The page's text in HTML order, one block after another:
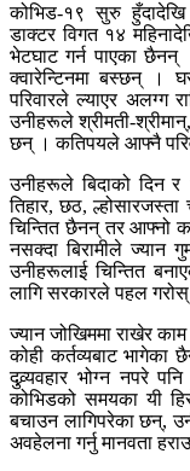
कोभिड-१९ सुरु
डाक्टर विगत १४
भेटघाट गर्न पाएका
क्वारेन्टिनमा बस्छन् ।
परिवारले ल्याएर अलग्ग
उनीहरूले श्रीमती-
छन् । कतिपयले आफ्नै
उनीहरूले बिदाको दिन
तिहार, छठ,
चिन्तित छैनन् तर आफ्नो
नसक्दा बिरामीले ज्यान
उनीहरूलाई चिन्तित
लागि सरकारले पहल
ज्यान जोखिममा राखेर
कोही कर्तव्यबाट
दुव्र्यवहार भोग्न नपरे
कोभिडको समयका यी
बचाउन लागिपरेका छन्,
अवहेलना गर्नु मानवता